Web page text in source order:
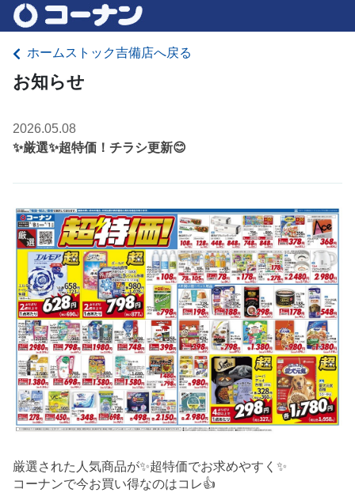
ホームストック吉備店へ戻る
お知らせ
2026.05.08
✨厳選✨超特価！チラシ更新😊
厳選された人気商品が✨超特価でお求めやすく✨
コーナンで今お買い得なのはコレ👍